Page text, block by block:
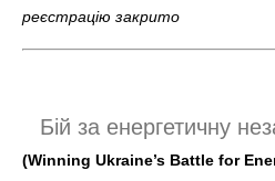
реєстрацію закрито
Бій за енергетичну
(Winning Ukraine’s Battle for